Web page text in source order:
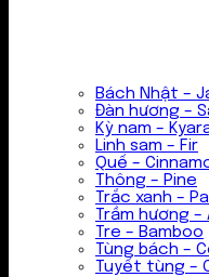
Bách Nhật –
Đàn hương –
Kỳ nam –
Linh sam – Fir
Quế –
Thông – Pine
Trắc xanh –
Trầm hương
Tre – Bamboo
Tùng bách –
Tuyết tùng –